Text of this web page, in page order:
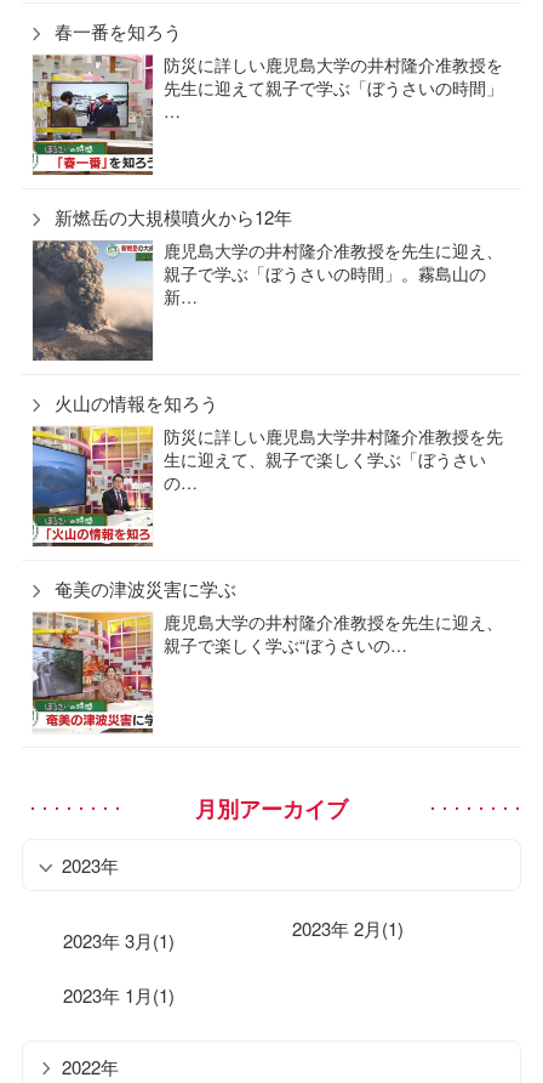
春一番を知ろう
防災に詳しい鹿児島大学の井村隆介准教授を
先生に迎えて親子で学ぶ「ぼうさいの時間」
…
新燃岳の大規模噴火から12年
鹿児島大学の井村隆介准教授を先生に迎え、
親子で学ぶ「ぼうさいの時間」。霧島山の
新…
火山の情報を知ろう
防災に詳しい鹿児島大学井村隆介准教授を先
生に迎えて、親子で楽しく学ぶ「ぼうさい
の…
奄美の津波災害に学ぶ
鹿児島大学の井村隆介准教授を先生に迎え、
親子で楽しく学ぶ“ぼうさいの…
月別アーカイブ
2023年
2023年 3月(1) 2023年 2月(1)
2023年 1月(1)
2022年